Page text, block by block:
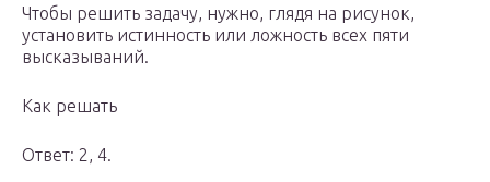
Чтобы решить задачу, нужно, глядя на рисунок,
установить истинность или ложность всех пяти
высказываний.
Как решать
Ответ: 2, 4.